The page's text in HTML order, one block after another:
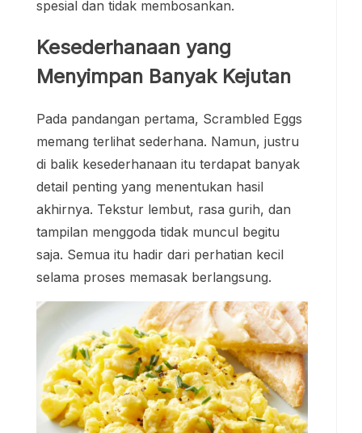
spesial dan tidak membosankan.
Kesederhanaan yang
Menyimpan Banyak Kejutan
Pada pandangan pertama, Scrambled Eggs
memang terlihat sederhana. Namun, justru
di balik kesederhanaan itu terdapat banyak
detail penting yang menentukan hasil
akhirnya. Tekstur lembut, rasa gurih, dan
tampilan menggoda tidak muncul begitu
saja. Semua itu hadir dari perhatian kecil
selama proses memasak berlangsung.